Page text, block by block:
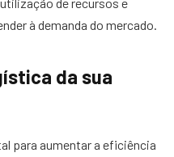
de recursos e
à demanda do mercado.
da sua
para aumentar a eficiência